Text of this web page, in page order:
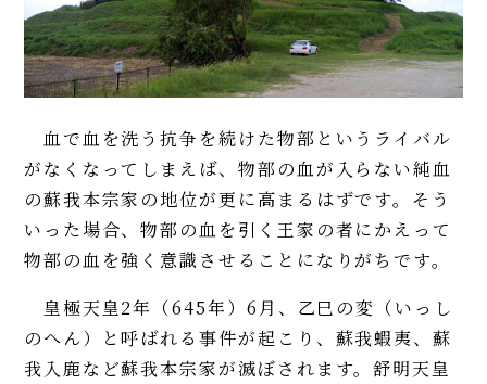
血で血を洗う抗争を続けた物部というライバル
がなくなってしまえば、物部の血が入らない純血
の蘇我本宗家の地位が更に高まるはずです。そう
いった場合、物部の血を引く王家の者にかえって
物部の血を強く意識させることになりがちです。
皇極天皇2年（645年）6月、乙巳の変（いっし
のへん）と呼ばれる事件が起こり、蘇我蝦夷、蘇
我入鹿など蘇我本宗家が滅ぼされます。舒明天皇